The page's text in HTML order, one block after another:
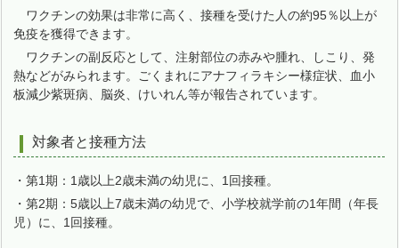
ワクチンの効果は非常に高く、接種を受けた人の約95％以上が
免疫を獲得できます。
ワクチンの副反応として、注射部位の赤みや腫れ、しこり、発
熱などがみられます。ごくまれにアナフィラキシー様症状、血小
板減少紫斑病、脳炎、けいれん等が報告されています。
対象者と接種方法
・第1期：1歳以上2歳未満の幼児に、1回接種。
・第2期：5歳以上7歳未満の幼児で、小学校就学前の1年間（年長
児）に、1回接種。